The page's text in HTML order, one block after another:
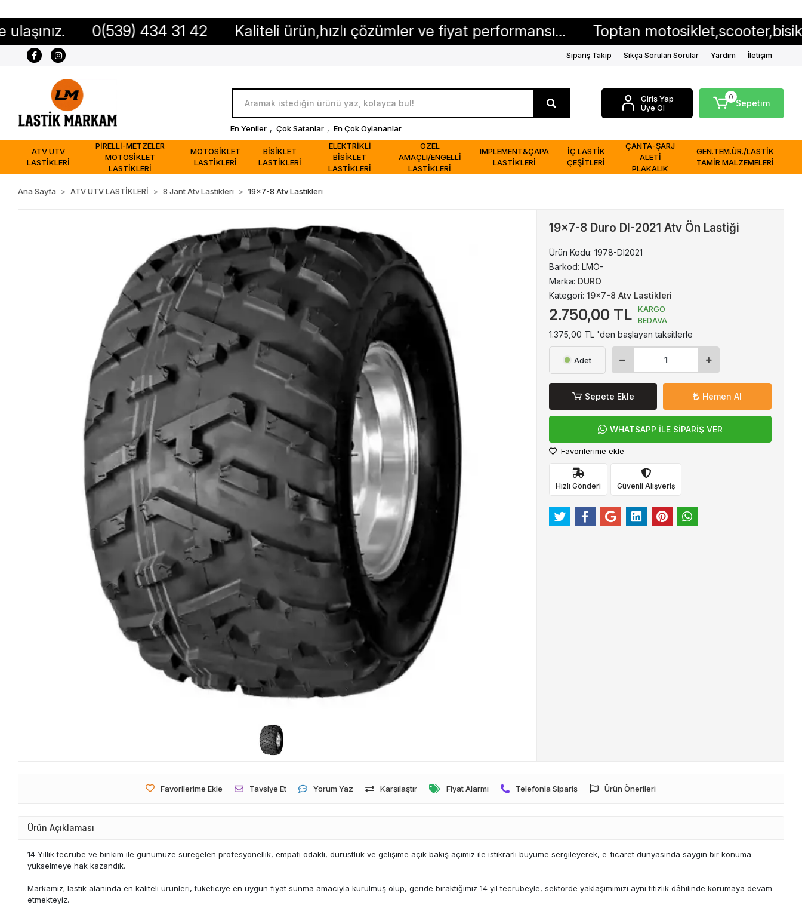
0(539) 434 31 42 Kaliteli ürün,hızlı çözümler ve fiyat performansı... Toptan motosiklet,scooter,bisiklet iç ve
Sipariş Takip Sıkça Sorulan Sorular Yardım İletişim
En Yeniler , Çok Satanlar , En Çok Oylananlar
Giriş Yap
Üye Ol
0
Sepetim
ATV UTV
LASTİKLERİ
PİRELLİ-METZELER
MOTOSİKLET
LASTİKLERİ
MOTOSİKLET
LASTİKLERİ
BİSİKLET
LASTİKLERİ
ELEKTRİKLİ
BİSİKLET
LASTİKLERİ
ÖZEL
AMAÇLI/ENGELLİ
LASTİKLERİ
IMPLEMENT&ÇAPA
LASTİKLERİ
İÇ LASTİK
ÇEŞİTLERİ
ÇANTA-ŞARJ
ALETİ
PLAKALIK
GEN.TEM.ÜR./LASTİK
TAMİR MALZEMELERİ
Ana Sayfa ATV UTV LASTİKLERİ 8 Jant Atv Lastikleri 19x7-8 Atv Lastikleri
19x7-8 Duro DI-2021 Atv Ön Lastiği
Ürün Kodu: 1978-DI2021
Barkod: LMO-
Marka: DURO
Kategori: 19x7-8 Atv Lastikleri
2.750,00 TL
KARGO
BEDAVA
1.375,00 TL 'den başlayan taksitlerle
Adet
Sepete Ekle Hemen Al
WHATSAPP İLE SİPARİŞ VER
Favorilerime ekle
Hızlı Gönderi Güvenli Alışveriş
Favorilerime Ekle Tavsiye Et Yorum Yaz Karşılaştır Fiyat Alarmı Telefonla Sipariş Ürün Önerileri
Ürün Açıklaması
14 Yıllık tecrübe ve birikim ile günümüze süregelen profesyonellik, empati odaklı, dürüstlük ve gelişime açık bakış açımız ile istikrarlı büyüme sergileyerek, e-ticaret dünyasında saygın bir konuma
yükselmeye hak kazandık.
Markamız; lastik alanında en kaliteli ürünleri, tüketiciye en uygun fiyat sunma amacıyla kurulmuş olup, geride bıraktığımız 14 yıl tecrübeyle, sektörde yaklaşımımızı aynı titizlik dâhilinde korumaya devam
etmekteyiz.